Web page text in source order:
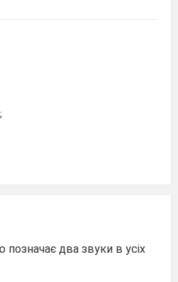
позначає два звуки в усіх